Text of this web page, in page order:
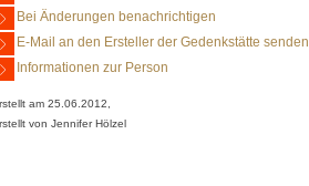
Bei Änderungen benachrichtigen
E-Mail an den Ersteller der Gedenkstätte senden
Informationen zur Person
am 25.06.2012,
von Jennifer Hölzel